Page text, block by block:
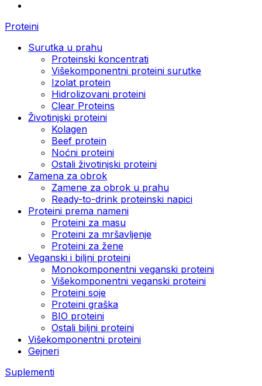
Proteini
Surutka u prahu
Proteinski koncentrati
Višekomponentni proteini surutke
Izolat protein
Hidrolizovani proteini
Clear Proteins
Životinjski proteini
Kolagen
Beef protein
Noćni proteini
Ostali životinjski proteini
Zamena za obrok
Zamene za obrok u prahu
Ready-to-drink proteinski napici
Proteini prema nameni
Proteini za masu
Proteini za mršavljenje
Proteini za žene
Veganski i biljni proteini
Monokomponentni veganski proteini
Višekomponentni veganski proteini
Proteini soje
Proteini graška
BIO proteini
Ostali biljni proteini
Višekomponentni proteini
Gejneri
Suplementi